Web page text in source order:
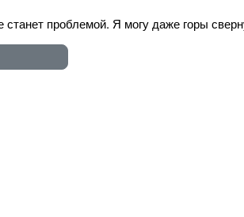
станет проблемой. Я могу даже горы